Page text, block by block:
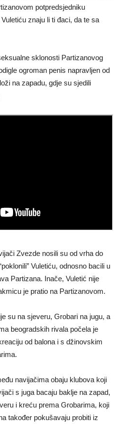
potpredsjedniku
znaju li ti đaci, da te sa
sklonosti Partizanovog
ogroman penis napravljen od
na zapadu, gdje su sjedili
Zvezde nosili su od vrha do
Vuletiću, odnosno bacili u
Partizana. Inače, Vuletić nije
je pratio na Partizanovom.
su na sjeveru, Grobari na jugu, a
beogradskih rivala počela je
od balona i s džinovskim
navijačima obaju klubova koji
s juga bacaju baklje na zapad,
i kreću prema Grobarima, koji
također pokušavaju probiti iz